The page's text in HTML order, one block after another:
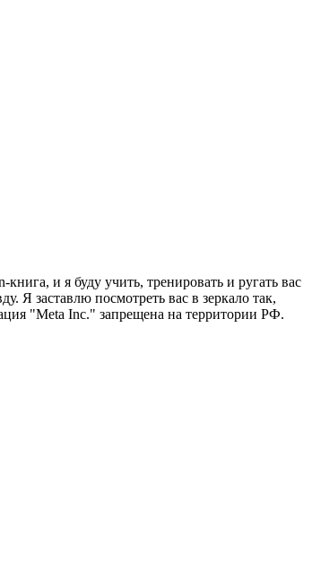
и я буду учить, тренировать и ругать вас
Я заставлю посмотреть вас в зеркало так,
"Meta Inc." запрещена на территории РФ.